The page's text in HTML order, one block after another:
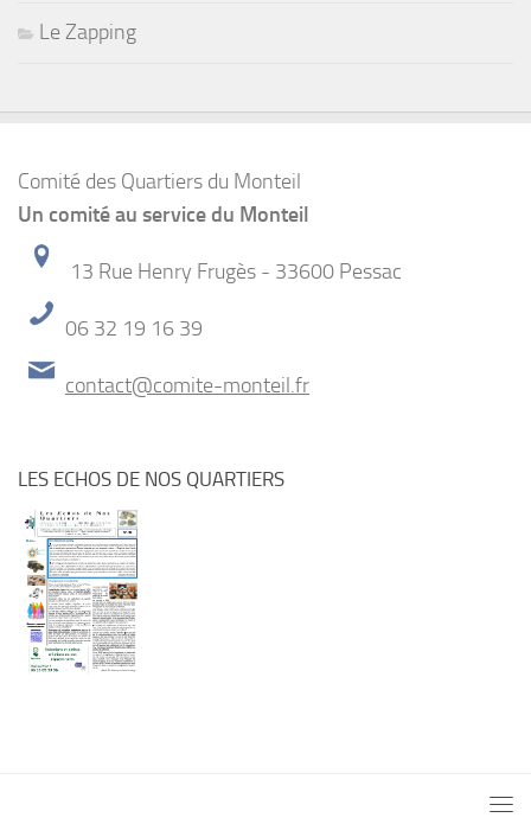
Le Zapping
Comité des Quartiers du Monteil
Un comité au service du Monteil
13 Rue Henry Frugès - 33600 Pessac
06 32 19 16 39
contact@comite-monteil.fr
LES ECHOS DE NOS QUARTIERS